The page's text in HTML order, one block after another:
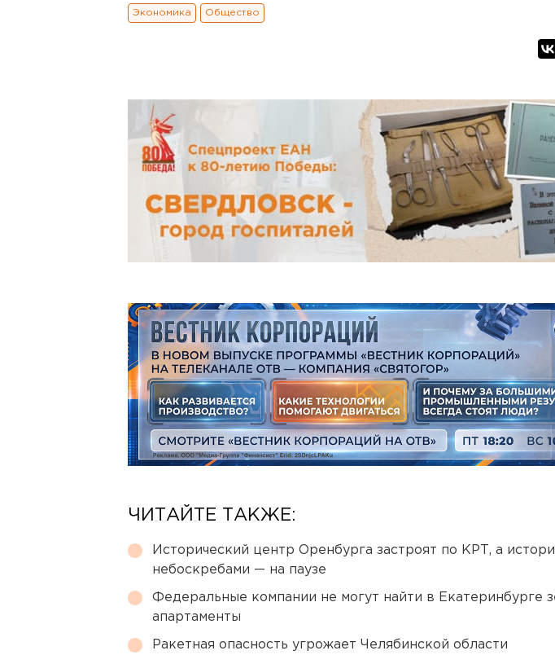
Экономика Общество
ЧИТАЙТЕ ТАКЖЕ:
Исторический центр Оренбурга застроят по КРТ, а
небоскребами — на паузе
Федеральные компании не могут найти в Екатеринбурге
апартаменты
Ракетная опасность угрожает Челябинской области